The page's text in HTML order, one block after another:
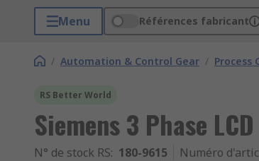
Menu Références fabricant
/ Automation & Control Gear / Process
RS Better World
Siemens 3 Phase
N° de stock RS: 180-9615 Numéro